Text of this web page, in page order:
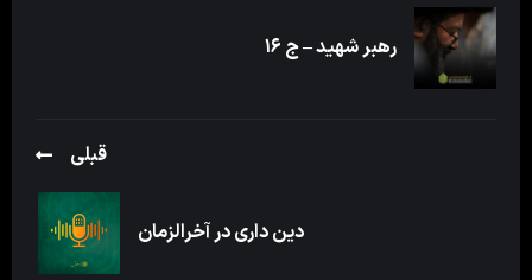
رهبر شهید – ج ۱۶
قبلی
دین داری در آخرالزمان